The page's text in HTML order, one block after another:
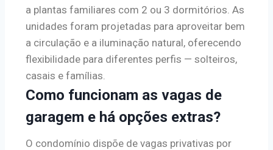
a plantas familiares com 2 ou 3 dormitórios. As
unidades foram projetadas para aproveitar bem
a circulação e a iluminação natural, oferecendo
flexibilidade para diferentes perfis — solteiros,
casais e famílias.
Como funcionam as vagas de
garagem e há opções extras?
O condomínio dispõe de vagas privativas por